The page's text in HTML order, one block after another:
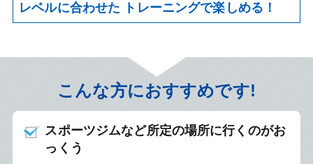
レベルに合わせた トレーニングで楽しめる！
こんな方におすすめです!
スポーツジムなど所定の場所に行くのがお
っくう